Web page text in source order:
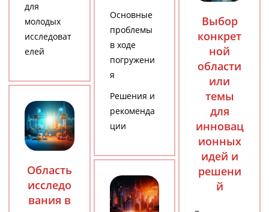
для
молодых
исследоват
елей
Основные
проблемы
в ходе
погружени
я
Решения и
рекоменда
ции
Выбор
конкрет
ной
области
или
темы
для
инновац
ионных
идей и
решени
й
Область
исследо
вания в